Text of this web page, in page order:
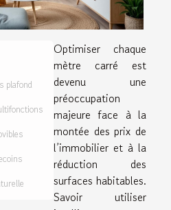
plafond
Optimiser chaque
mètre carré est
devenu une
préoccupation
majeure face à la
montée des prix de
l’immobilier et à la
réduction des
surfaces habitables.
Savoir utiliser